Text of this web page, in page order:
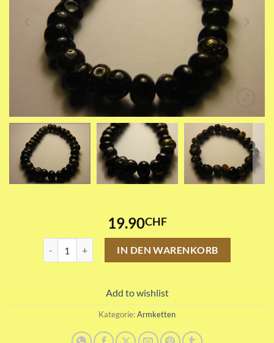
19.90CHF
IN DEN WARENKORB
Add to wishlist
Kategorie:Armketten